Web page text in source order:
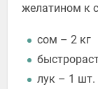
желатином к
сом – 2 кг
лук – 1 шт.